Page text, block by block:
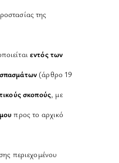
της
εντός των
(άρθρο 19
σκοπούς, με
προς το αρχικό
περιεχομένου